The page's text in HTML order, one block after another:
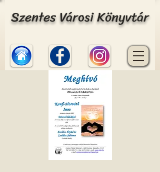
Szentes Városi Könyvtár